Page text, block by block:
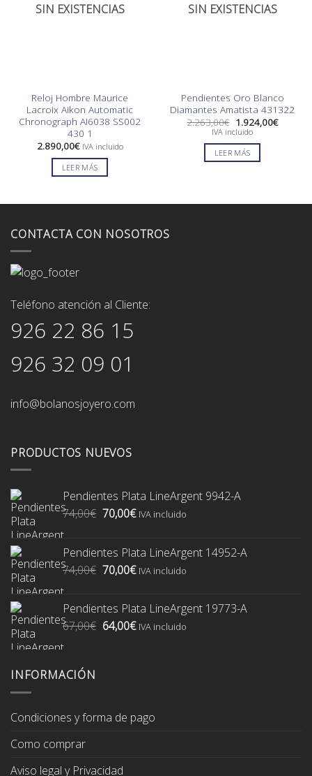
SIN EXISTENCIAS
Reloj Hombre Maurice
Lacroix Aikon Automatic
Chronograph AI6038 SS002
430 1
2.890,00€ IVA incluido
LEER MÁS
SIN EXISTENCIAS
Pendientes Oro Blanco
Diamantes Amatista 431322
2.263,00€ El
precio
original
era:
2.263,00€.
1.924,00€El
precio
IVA incluido
LEER MÁS
CONTACTA CON NOSOTROS
Teléfono atención al Cliente:
926 22 86 15
926 32 09 01
info@bolanosjoyero.com
PRODUCTOS NUEVOS
Pendientes Plata LineArgent 9942-A
74,00€ El
era:
74,00€.
70,00€El
es:
70,00€.
IVA incluido
Pendientes Plata LineArgent 14952-A
74,00€ El
era:
74,00€.
70,00€El
es:
70,00€.
IVA incluido
Pendientes Plata LineArgent 19773-A
67,00€ El
64,00€ElIVA incluido
INFORMACIÓN
Condiciones y forma de pago
Como comprar
Aviso legal y Privacidad